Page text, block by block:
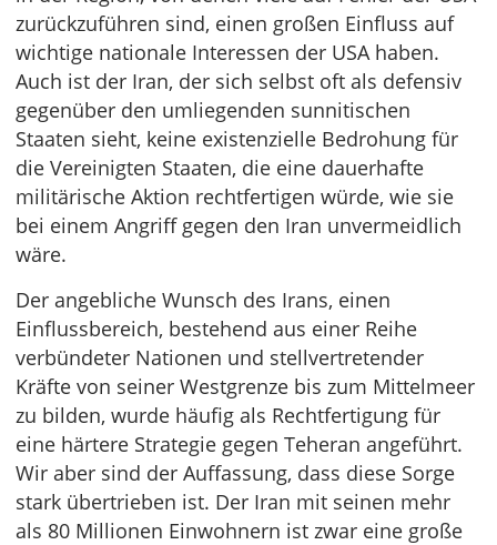
zurückzuführen sind, einen großen Einfluss auf
wichtige nationale Interessen der USA haben.
Auch ist der Iran, der sich selbst oft als defensiv
gegenüber den umliegenden sunnitischen
Staaten sieht, keine existenzielle Bedrohung für
die Vereinigten Staaten, die eine dauerhafte
militärische Aktion rechtfertigen würde, wie sie
bei einem Angriff gegen den Iran unvermeidlich
wäre.
Der angebliche Wunsch des Irans, einen
Einflussbereich, bestehend aus einer Reihe
verbündeter Nationen und stellvertretender
Kräfte von seiner Westgrenze bis zum Mittelmeer
zu bilden, wurde häufig als Rechtfertigung für
eine härtere Strategie gegen Teheran angeführt.
Wir aber sind der Auffassung, dass diese Sorge
stark übertrieben ist. Der Iran mit seinen mehr
als 80 Millionen Einwohnern ist zwar eine große